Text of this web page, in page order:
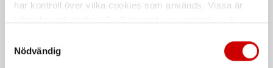
har kontroll över vilka cookies som används. Vissa är
länder utanför EU med olika dataskyddsnormer. Genom
att godkänna samtycker du till sådana överföringar. Läs
Nödvändig